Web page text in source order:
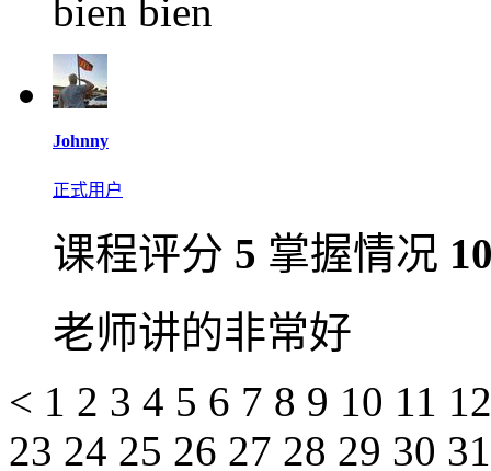
bien bien
Johnny
正式用户
课程评分 5 掌握情况
老师讲的非常好
< 1 2 3 4 5 6 7 8 9 10 11
23 24 25 26 27 28 29 30